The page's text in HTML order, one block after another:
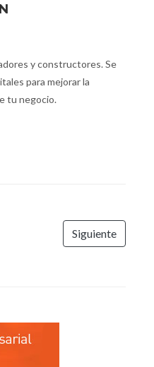
y constructores. Se
para mejorar la
tu negocio.
Siguiente